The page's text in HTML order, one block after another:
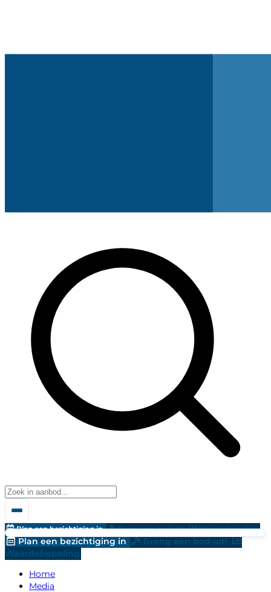
Plan een bezichtiging in Breng een bod uit! Waardebepaling
Plan een bezichtiging in
Breng een bod uit!
Waardebepaling
Home
Media